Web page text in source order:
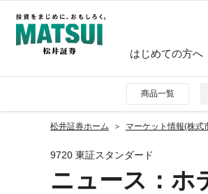
はじめての方へ
商品一覧
松井証券ホーム マーケット情報(株式
9720 東証スタンダード
ニュース ：